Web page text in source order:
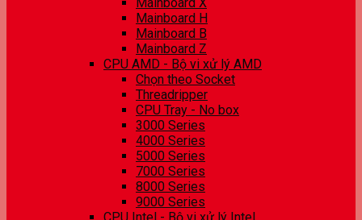
Mainboard H
Mainboard B
Mainboard Z
CPU AMD - Bộ vi xử lý AMD
Chọn theo Socket
Threadripper
CPU Tray - No box
3000 Series
4000 Series
5000 Series
7000 Series
8000 Series
9000 Series